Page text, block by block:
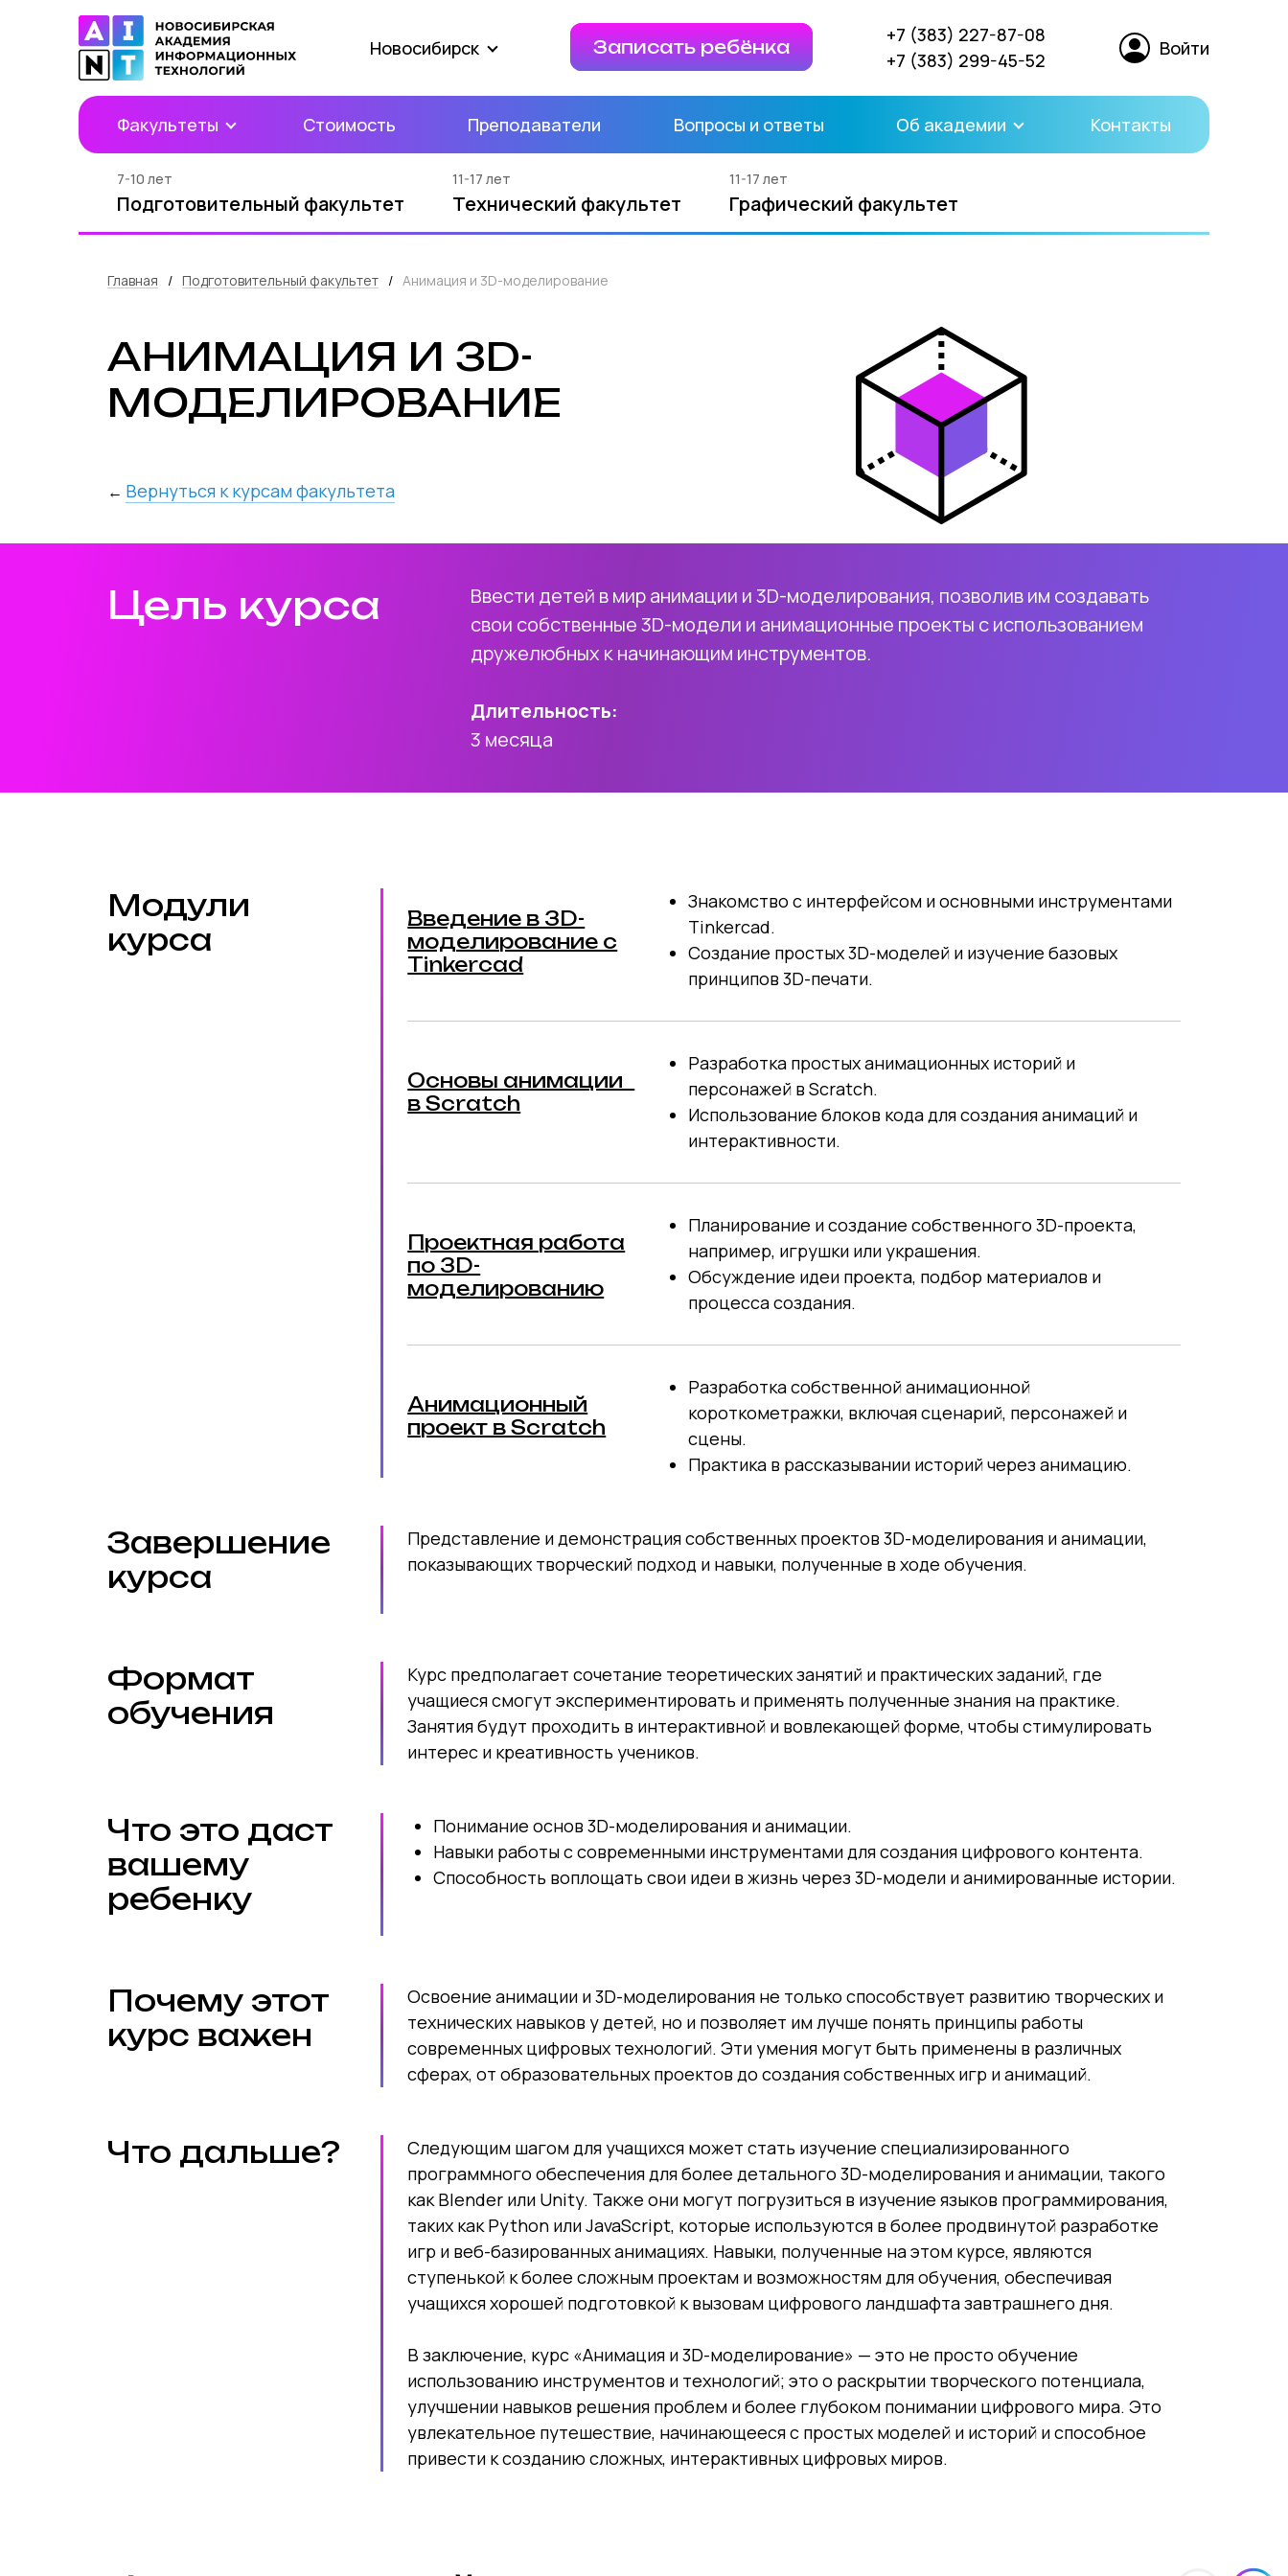
Новосибирск Записать ребёнка
+7 (383) 227-87-08
+7 (383) 299-45-52
Войти
Факультеты Стоимость Преподаватели Вопросы и ответы Об академии Контакты
7-10 лет
Подготовительный факультет
11-17 лет
Технический факультет
11-17 лет
Графический факультет
Главная / Подготовительный факультет / Анимация и 3D-моделирование
АНИМАЦИЯ И 3D-
МОДЕЛИРОВАНИЕ
← Вернуться к курсам факультета
Цель курса
Ввести детей в мир анимации и 3D-моделирования, позволив им создавать
свои собственные 3D-модели и анимационные проекты с использованием
дружелюбных к начинающим инструментов.
Длительность:
3 месяца
Модули
курса
Введение в 3D-
моделирование с
Tinkercad
Знакомство с интерфейсом и основными инструментами
Tinkercad.
Создание простых 3D-моделей и изучение базовых
принципов 3D-печати.
Основы анимации
в Scratch
Разработка простых анимационных историй и
персонажей в Scratch.
Использование блоков кода для создания анимаций и
интерактивности.
Проектная работа
по 3D-
моделированию
Планирование и создание собственного 3D-проекта,
например, игрушки или украшения.
Обсуждение идеи проекта, подбор материалов и
процесса создания.
Анимационный
проект в Scratch
Разработка собственной анимационной
короткометражки, включая сценарий, персонажей и
сцены.
Практика в рассказывании историй через анимацию.
Завершение
курса
Представление и демонстрация собственных проектов 3D-моделирования и анимации,
показывающих творческий подход и навыки, полученные в ходе обучения.
Формат
обучения
Курс предполагает сочетание теоретических занятий и практических заданий, где
учащиеся смогут экспериментировать и применять полученные знания на практике.
Занятия будут проходить в интерактивной и вовлекающей форме, чтобы стимулировать
интерес и креативность учеников.
Что это даст
вашему
ребенку
Понимание основ 3D-моделирования и анимации.
Навыки работы с современными инструментами для создания цифрового контента.
Способность воплощать свои идеи в жизнь через 3D-модели и анимированные истории.
Почему этот
курс важен
Освоение анимации и 3D-моделирования не только способствует развитию творческих и
технических навыков у детей, но и позволяет им лучше понять принципы работы
современных цифровых технологий. Эти умения могут быть применены в различных
сферах, от образовательных проектов до создания собственных игр и анимаций.
Что дальше?
Следующим шагом для учащихся может стать изучение специализированного
программного обеспечения для более детального 3D-моделирования и анимации, такого
как Blender или Unity. Также они могут погрузиться в изучение языков программирования,
таких как Python или JavaScript, которые используются в более продвинутой разработке
игр и веб-базированных анимациях. Навыки, полученные на этом курсе, являются
ступенькой к более сложным проектам и возможностям для обучения, обеспечивая
учащихся хорошей подготовкой к вызовам цифрового ландшафта завтрашнего дня.
В заключение, курс «Анимация и 3D-моделирование» — это не просто обучение
использованию инструментов и технологий; это о раскрытии творческого потенциала,
улучшении навыков решения проблем и более глубоком понимании цифрового мира. Это
увлекательное путешествие, начинающееся с простых моделей и историй и способное
привести к созданию сложных, интерактивных цифровых миров.